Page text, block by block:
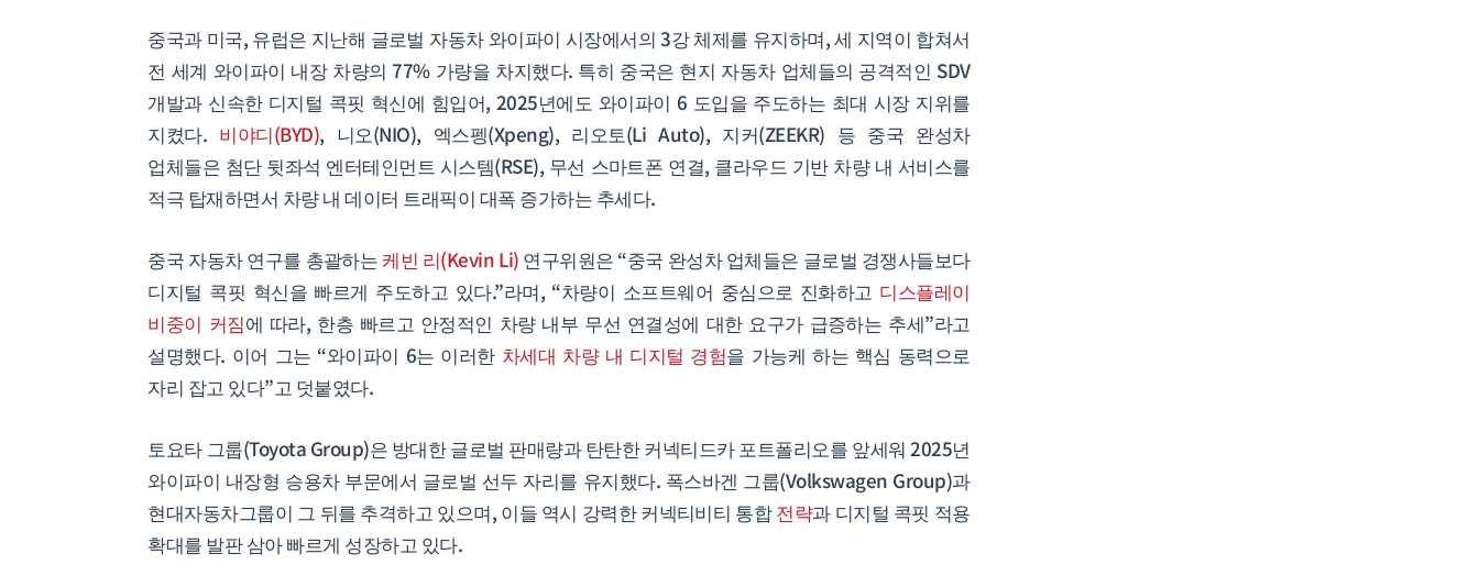
중국과 미국, 유럽은 지난해 글로벌 자동차 와이파이 시장에서의 3강 체제를 유지하며, 세 지역이 합쳐서
전 세계 와이파이 내장 차량의 77% 가량을 차지했다. 특히 중국은 현지 자동차 업체들의 공격적인 SDV
개발과 신속한 디지털 콕핏 혁신에 힘입어, 2025년에도 와이파이 6 도입을 주도하는 최대 시장 지위를
지켰다. 비야디(BYD), 니오(NIO), 엑스펭(Xpeng), 리오토(Li Auto), 지커(ZEEKR) 등 중국 완성차
업체들은 첨단 뒷좌석 엔터테인먼트 시스템(RSE), 무선 스마트폰 연결, 클라우드 기반 차량 내 서비스를
적극 탑재하면서 차량 내 데이터 트래픽이 대폭 증가하는 추세다.
중국 자동차 연구를 총괄하는 케빈 리(Kevin Li) 연구위원은 “중국 완성차 업체들은 글로벌 경쟁사들보다
디지털 콕핏 혁신을 빠르게 주도하고 있다.”라며, “차량이 소프트웨어 중심으로 진화하고 디스플레이
비중이 커짐에 따라, 한층 빠르고 안정적인 차량 내부 무선 연결성에 대한 요구가 급증하는 추세”라고
설명했다. 이어 그는 “와이파이 6는 이러한 차세대 차량 내 디지털 경험을 가능케 하는 핵심 동력으로
자리 잡고 있다”고 덧붙였다.
토요타 그룹(Toyota Group)은 방대한 글로벌 판매량과 탄탄한 커넥티드카 포트폴리오를 앞세워 2025년
와이파이 내장형 승용차 부문에서 글로벌 선두 자리를 유지했다. 폭스바겐 그룹(Volkswagen Group)과
현대자동차그룹이 그 뒤를 추격하고 있으며, 이들 역시 강력한 커넥티비티 통합전략과 디지털 콕핏 적용
확대를 발판 삼아 빠르게 성장하고 있다.